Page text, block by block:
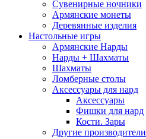
Сувенирные ночники
Армянские монеты
Деревянные изделия
Настольные игры
Армянские Нарды
Нарды + Шахматы
Шахматы
Ломберные столы
Аксессуары для нард
Аксессуары
Фишки для нард
Кости. Зары
Другие производители